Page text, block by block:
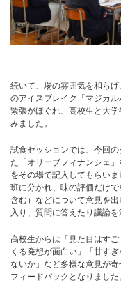
続いて、場の雰囲気を和ら
のアイスブレイク「マジカ
緊張がほぐれ、高校生と大
みました。
試食セッションでは、今回
た「オリーブフィナンシェ
をその場で記入してもらい
班に分かれ、味の評価だけ
含む）などについて意見を
入り、質問に答えたり議論
高校生からは「見た目はす
くる発想が面白い」「甘す
ないか」など多様な意見が
フィードバックとなりました